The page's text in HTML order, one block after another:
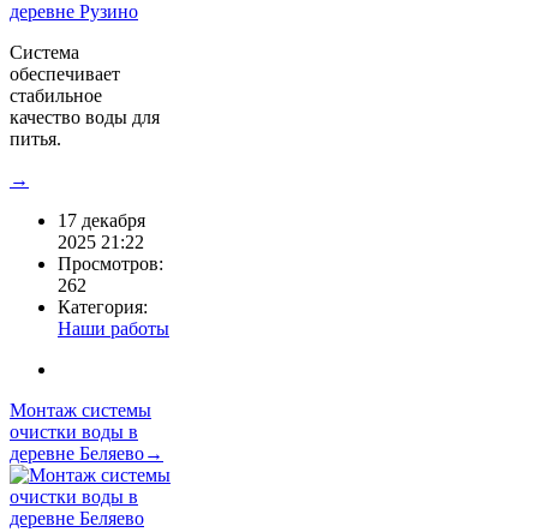
Система
обеспечивает
стабильное
качество воды для
питья.
→
17 декабря
2025 21:22
Просмотров:
262
Категория:
Наши работы
Монтаж системы
очистки воды в
деревне Беляево→